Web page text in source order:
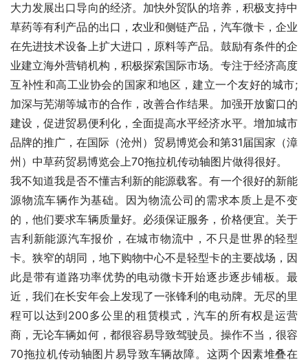
大力发展出口导向的经济。加快外贸队的培养，积极支持中
草药等有利产品的出口，农业和侧链产品，汽车微卡，企业
在先进技术设备上扩大进口，原料等产品。鼓励有条件的企
业建立海外营销机构，积极探索国际市场。专注于经济高度
互补性和高工业协会的国家和地区，建立一个友好的城市;
加深与芜湖等城市的合作，改善合作结果。加强开放窗口的
建设，促进贸易便利化，全面提高水平经济水平。增加城市
品牌的推广，在国际（沧州）贸易博览会和第31届国家（漳
州）中草药贸易博览会上70拖拉机传动轴图片做得很好。
我不知道我是否不懂吉利新的能源载客。有一个很好的新能
源物流车辆作为基础。因为物流公司的需求本质上是不变
的，他们要求车辆质量好。必须保证服务，价格便宜。关于
吉利新能源汽车报价，在城市物流中，不只是世界的轻型
卡。狭窄的胡同，地下购物中心不是轻型卡的主要战场，因
此是带有道路功率优势的电动微卡开始逐步逐步铺板。最
近，我们在长安年会上发现了一张锋利的电动牌。无尽的里
程可以达到200多公里的租赁模式，汽车的所有权是运营
商，无论车辆如何，都很容易导致驾驶员。操作不当，很容
70拖拉机传动轴图片易导致车辆故障。这两个因素堆叠在